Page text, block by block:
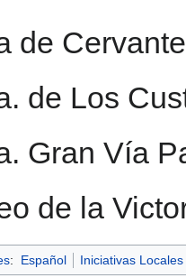
de
de Los
Gran Vía
de la
: Español Iniciativas Locales